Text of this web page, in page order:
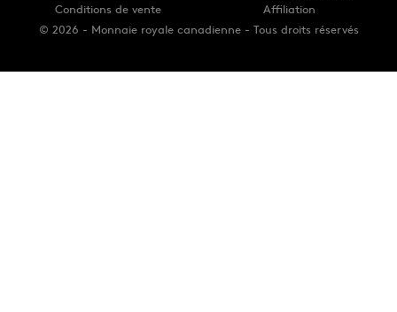
© 2026 - Monnaie royale canadienne - Tous droits réservés
Conditions de vente
Affiliation